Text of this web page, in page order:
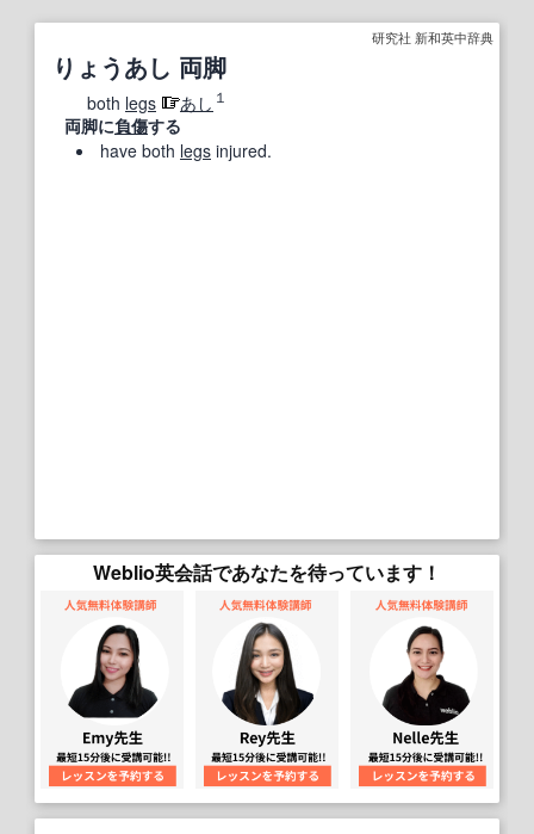
研究社 新和英中辞典
りょうあし 両脚
both legs あし １
両脚に負傷する
have both legs injured.
Weblio英会話であなたを待っています！